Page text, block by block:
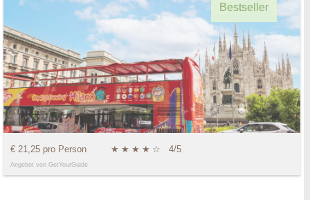
Bestseller
€ 21,25 pro Person ★ ★ ★ ★ ☆ 4/5
Angebot von GetYourGuide